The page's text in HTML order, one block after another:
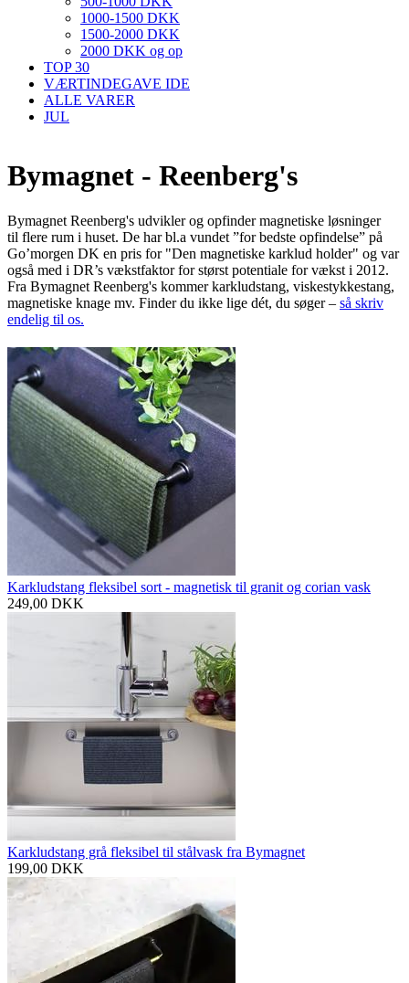
1000-1500 DKK
1500-2000 DKK
2000 DKK og op
TOP 30
VÆRTINDEGAVE IDE
ALLE VARER
JUL
Bymagnet - Reenberg's
Bymagnet Reenberg's udvikler og opfinder magnetiske løsninger
til flere rum i huset. De har bl.a vundet ”for bedste opfindelse” på
Go’morgen DK en pris for "Den magnetiske karklud holder" og var
også med i DR’s vækstfaktor for størst potentiale for vækst i 2012.
Fra Bymagnet Reenberg's kommer karkludstang, viskestykkestang,
magnetiske knage mv. Finder du ikke lige dét, du søger – så skriv
endelig til os.
Karkludstang fleksibel sort - magnetisk til granit og corian vask
249,00 DKK
Karkludstang grå fleksibel til stålvask fra Bymagnet
199,00 DKK